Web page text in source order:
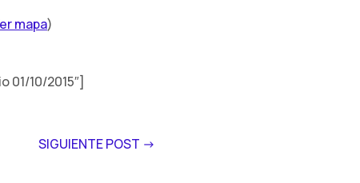
mapa)
10/2015″]
SIGUIENTE POST ->